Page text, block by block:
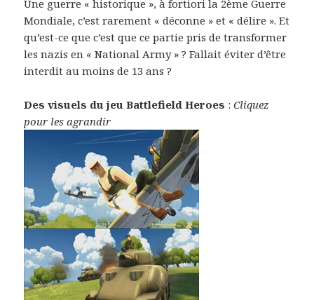
Une guerre « historique », à fortiori la 2ème Guerre
Mondiale, c’est rarement « déconne » et « délire ». Et
qu’est-ce que c’est que ce partie pris de transformer
les nazis en « National Army » ? Fallait éviter d’être
interdit au moins de 13 ans ?
Des visuels du jeu Battlefield Heroes :Cliquez
pour les agrandir